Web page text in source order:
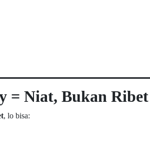
= Niat, Bukan Ribet
, lo bisa: